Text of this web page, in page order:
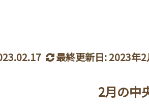
最終更新日: 2023年2
2月の中